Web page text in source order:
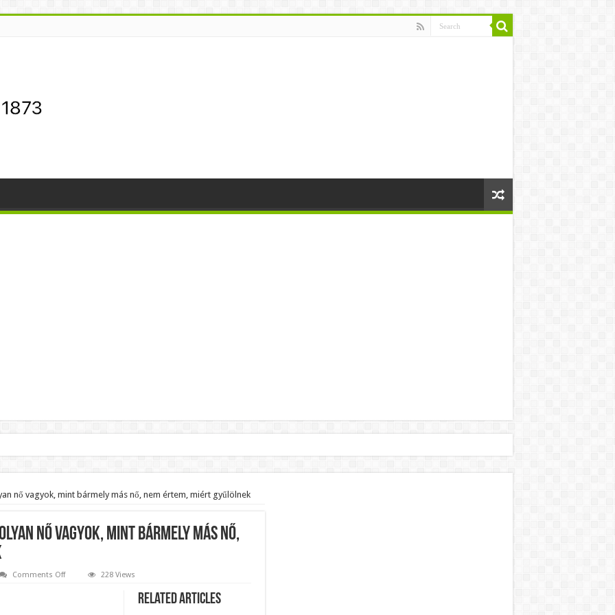
ennek súlyos következményei lesznek!
az adó fizetőknek a Fidesz miatt!
a Fidesz működéséről!
nő vagyok, mint bármely más nő, nem értem, miért gyűlölnek
nő vagyok, mint bármely más nő,
Comments Offon
228 Views
Related Articles